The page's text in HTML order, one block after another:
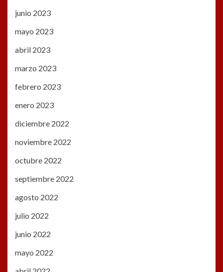
junio 2023
mayo 2023
abril 2023
marzo 2023
febrero 2023
enero 2023
diciembre 2022
noviembre 2022
octubre 2022
septiembre 2022
agosto 2022
julio 2022
junio 2022
mayo 2022